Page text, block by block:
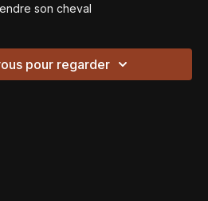
son cheval
pour regarder